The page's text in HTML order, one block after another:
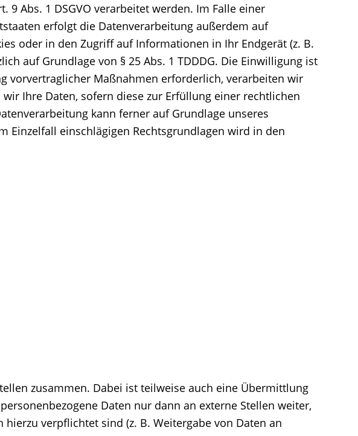
9 Abs. 1 DSGVO verarbeitet werden. Im Falle einer
erfolgt die Datenverarbeitung außerdem auf
oder in den Zugriff auf Informationen in Ihr Endgerät (z. B.
auf Grundlage von § 25 Abs. 1 TDDDG. Die Einwilligung ist
vorvertraglicher Maßnahmen erforderlich, verarbeiten wir
Ihre Daten, sofern diese zur Erfüllung einer rechtlichen
kann ferner auf Grundlage unseres
Einzelfall einschlägigen Rechtsgrundlagen wird in den
zusammen. Dabei ist teilweise auch eine Übermittlung
Daten nur dann an externe Stellen weiter,
verpflichtet sind (z. B. Weitergabe von Daten an